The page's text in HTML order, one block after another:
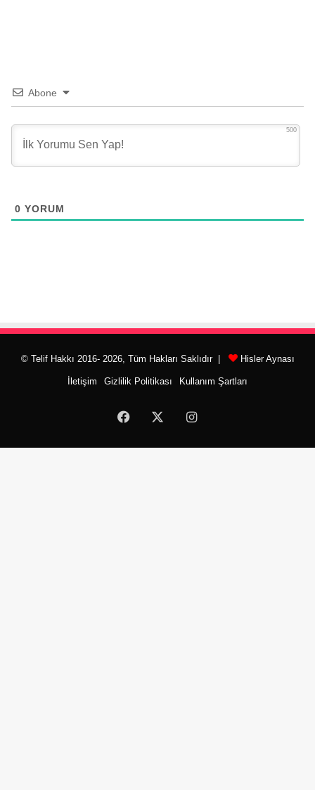
Abone
500
0 YORUM
© Telif Hakkı 2016- 2026, Tüm Hakları Saklıdır | Hisler Aynası
İletişim Gizlilik Politikası Kullanım Şartları
Facebook Instagram